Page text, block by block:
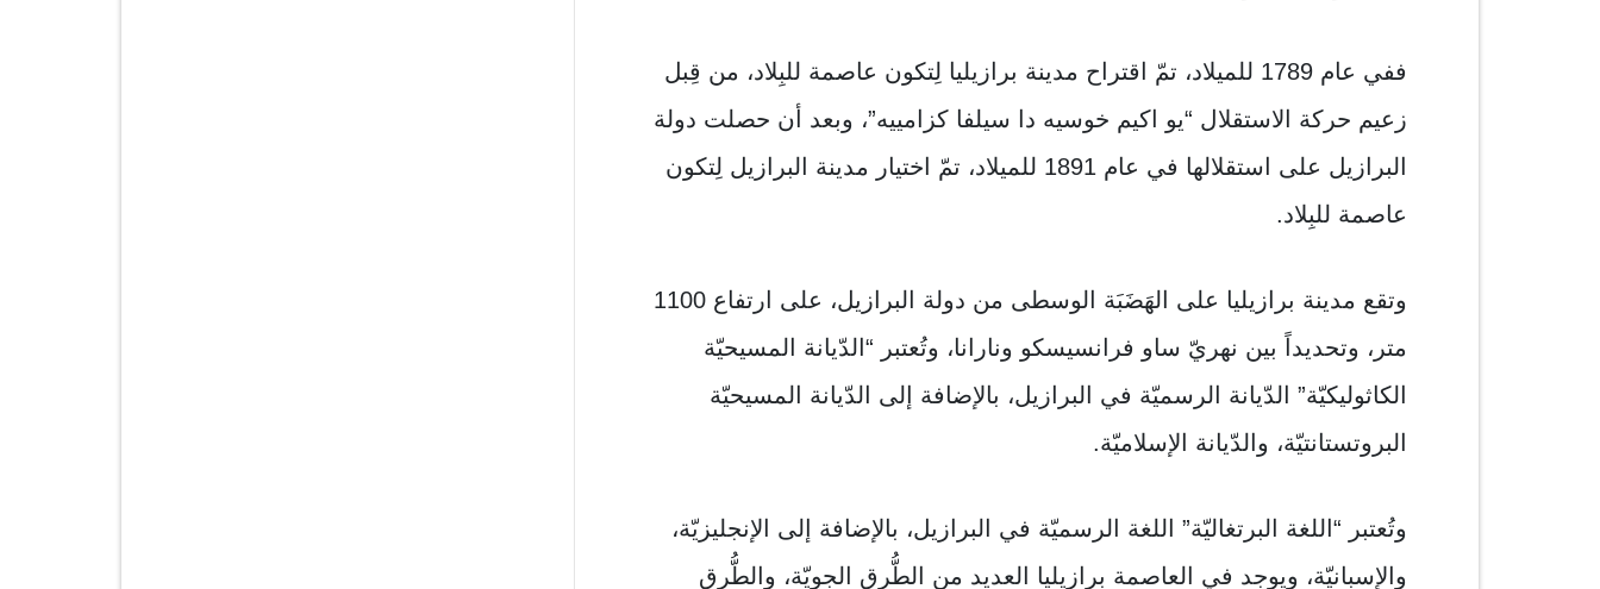
ففي عام 1789 للميلاد، تمّ اقتراح مدينة برازيليا لِتكون عاصمة للبِلاد، من قِبل
زعيم حركة الاستقلال “يو اكيم خوسيه دا سيلفا كزامييه”، وبعد أن حصلت دولة
البرازيل علی استقلالها في عام 1891 للميلاد، تمّ اختيار مدينة البرازيل لِتكون
عاصمة للبِلاد.
وتقع مدينة برازيليا علی الهَضَبَة الوسطی من دولة البرازيل، علی ارتفاع 1100
متر، وتحديداً بين نهريّ ساو فرانسيسكو ونارانا، وتُعتبر “الدّيانة المسيحيّة
الكاثوليكيّة” الدّيانة الرسميّة في البرازيل، بالإضافة إلی الدّيانة المسيحيّة
البروتستانتيّة، والدّيانة الإسلاميّة.
وتُعتبر “اللغة البرتغاليّة” اللغة الرسميّة في البرازيل، بالإضافة إلی الإنجليزيّة،
والإسبانيّة، ويوجد في العاصمة برازيليا العديد من الطُّرق الجويّة، والطُّرق